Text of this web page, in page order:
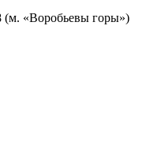
(м. «Воробьевы горы»)